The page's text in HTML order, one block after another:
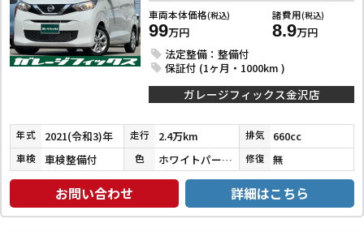
車両本体価格(税込)
99万円
諸費用(税込)
8.9万円
法定整備：整備付
保証付 (1ヶ月・1000km )
ガレージフィックス金沢店
年式 2021(令和3)年 走行 2.4万km 排気 660cc
車検 車検整備付 色 ホワイトパール３コートパール 修復 無
お問い合わせ 詳細はこちら